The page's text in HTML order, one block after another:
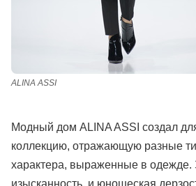
ALINA ASSI
Модный дом ALINA ASSI создал
коллекцию, отражающую разные
характера, выраженные в одежде.
изысканность, и юношеская